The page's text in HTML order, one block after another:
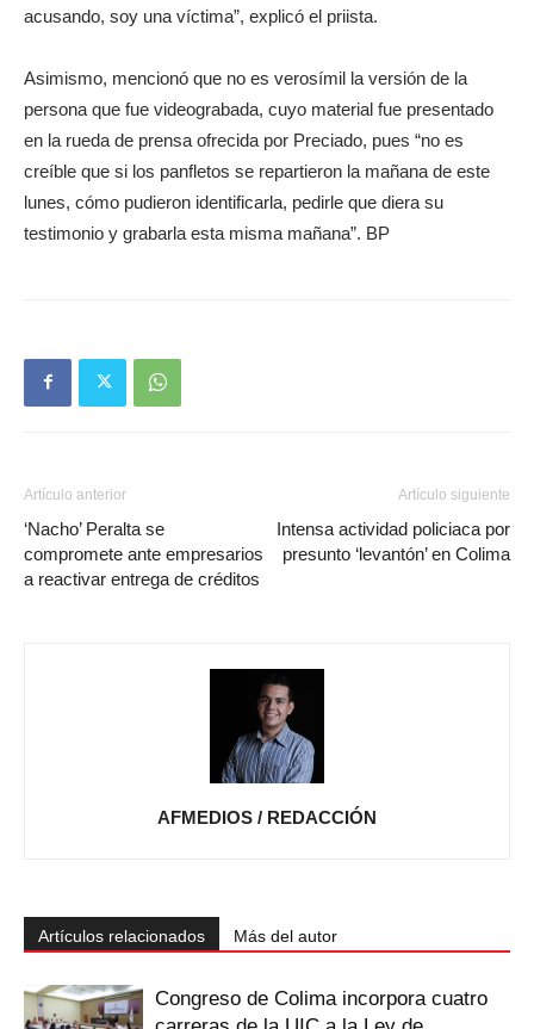
acusando, soy una víctima”, explicó el priista.
Asimismo, mencionó que no es verosímil la versión de la
persona que fue videograbada, cuyo material fue presentado
en la rueda de prensa ofrecida por Preciado, pues “no es
creíble que si los panfletos se repartieron la mañana de este
lunes, cómo pudieron identificarla, pedirle que diera su
testimonio y grabarla esta misma mañana”. BP
Artículo anterior
‘Nacho’ Peralta se
compromete ante empresarios
a reactivar entrega de créditos
Artículo siguiente
Intensa actividad policiaca por
presunto ‘levantón’ en Colima
AFMEDIOS / REDACCIÓN
Artículos relacionados Más del autor
Congreso de Colima incorpora cuatro